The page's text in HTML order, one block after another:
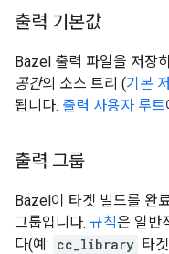
출력 기본값
Bazel 출력 파일을 저장
공간의 소스 트리 (기본
됩니다. 출력 사용자 루트
출력 그룹
Bazel이 타겟 빌드를 완
그룹입니다. 규칙은 일반
다(예: cc_library 타